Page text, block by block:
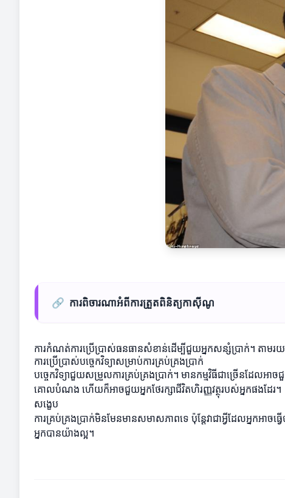
🔗 ការពិចារណាអំពីការត្រួតពិនិត្យកាស៊ីណូ
ការកំណត់ការប្រេីប្រាស់ធនធានសំខាន់ដើម្បីជួយអ្នកសន្សំប្រាក់។ តា
ការប្រើប្រាស់បច្ចេកវិទ្យាសម្រាប់ការគ្រប់គ្រងប្រាក់
បច្ចេកវិទ្យាជួយសម្រួលការគ្រប់គ្រងប្រាក់។ មានកម្មវិធីជាច្រើនដ
គោលបំណង ហើយក៏អាចជួយអ្នកថែរក្សាជីវិតហិរញ្ញវត្ថុរបស់អ្នកផងដែរ។
សង្ខេប
ការគ្រប់គ្រងប្រាក់មិនមែនមានសមាសភាពទេ ប៉ុន្តែវាជាអ្វីដែលអ្នកអា
អ្នកបានយ៉ាងល្អ។